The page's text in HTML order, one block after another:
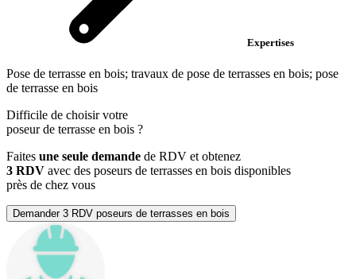
Expertises
Pose de terrasse en bois; travaux de pose de terrasses en bois; pose
de terrasse en bois
Difficile de choisir votre
poseur de terrasse en bois ?
Faites une seule demande de RDV et obtenez
3 RDV avec des poseurs de terrasses en bois disponibles
près de chez vous
Demander 3 RDV poseurs de terrasses en bois